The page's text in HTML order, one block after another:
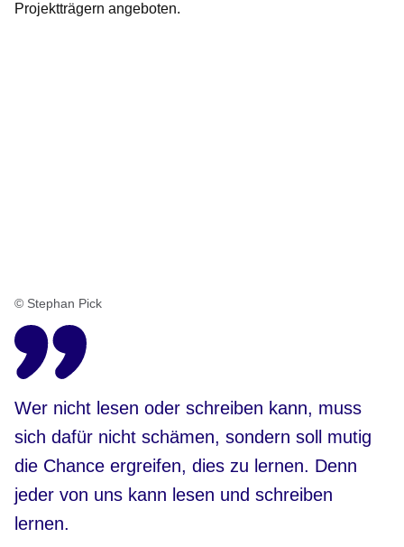
Projektträgern angeboten.
© Stephan Pick
Wer nicht lesen oder schreiben kann, muss
sich dafür nicht schämen, sondern soll mutig
die Chance ergreifen, dies zu lernen. Denn
jeder von uns kann lesen und schreiben
lernen.